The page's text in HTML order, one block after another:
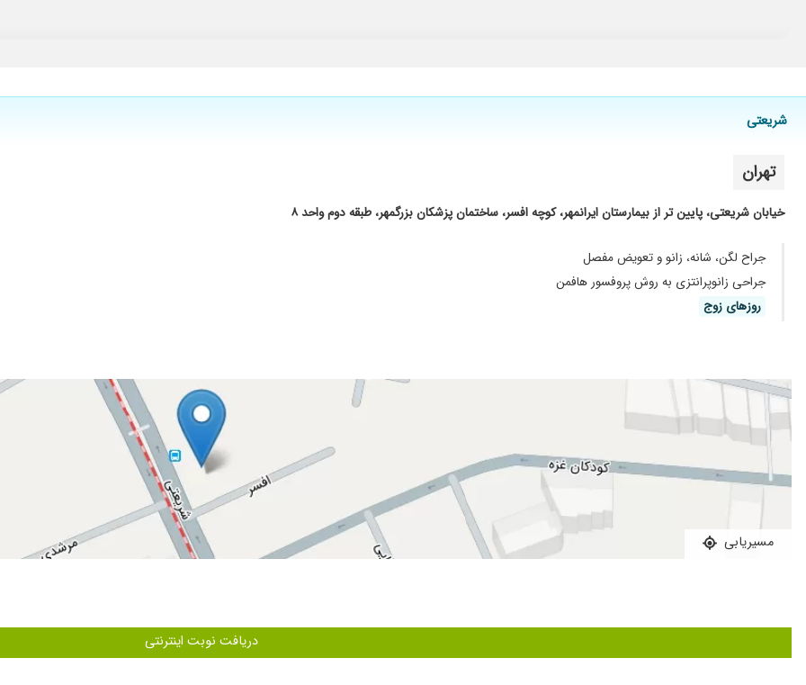
شریعتی
تهران
خیابان شریعتی، پایین تر از بیمارستان ایرانمهر، کوچه افسر، ساختمان پزشکان بزرگمهر، طبقه دوم واحد ۸
جراح لگن، شانه، زانو و تعویض مفصل
جراحی زانوپرانتزی به روش پروفسور هافمن
روز‌های زوج
مسیریابی
دریافت نوبت اینترنتی